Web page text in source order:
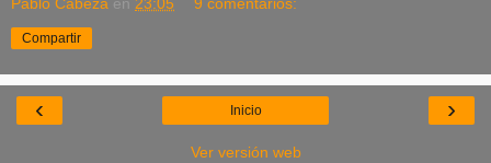
Pablo Cabeza en 23:05 9 comentarios:
Compartir
‹ ›
Inicio
Ver versión web